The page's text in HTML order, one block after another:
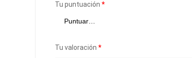
Tu puntuación *
Tu valoración *